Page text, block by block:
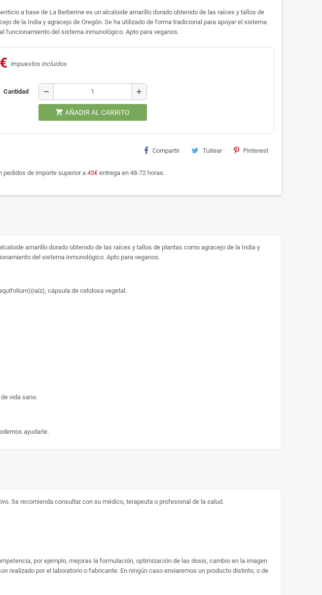
a base de La Berberine es un alcaloide amarillo dorado obtenido de las raíces y tallos de
de la India y agracejo de Oregón. Se ha utilizado de forma tradicional para apoyar el sistema
funcionamiento del sistema inmunológico. Apto para veganos.
Impuestos incluidos
Cantidad remove add
shopping_cart AÑADIR AL CARRITO
Compartir Tuitear Pinterest
pedidos de importe superior a 45€entrega en 48-72 horas.
amarillo dorado obtenido de las raíces y tallos de plantas como agracejo de la India y
del sistema inmunológico. Apto para veganos.
cápsula de celulosa vegetal.
vida sano.
ayudarle.
Se recomienda consultar con su médico, terapeuta o profesional de la salud.
por ejemplo, mejoras la formulación, optimización de las dosis, cambio en la imagen
realizado por el laboratorio o fabricante. En ningún caso enviaremos un producto distinto, o de